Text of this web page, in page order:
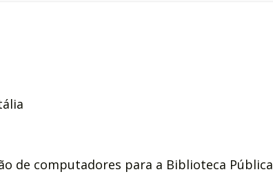
de computadores para a Biblioteca Pública